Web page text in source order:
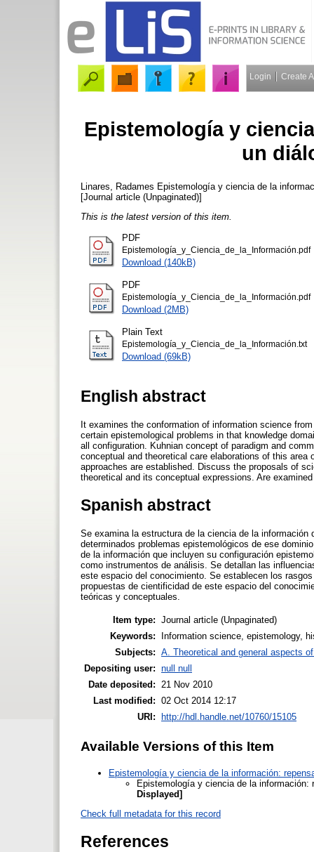
Login Create
Epistemología y
un
Linares, Radames Epistemología y ciencia de la
[Journal article (Unpaginated)]
This is the latest version of this item.
PDF
Epistemología_y_Ciencia_de_la_Información.pdf
Download (140kB)
PDF
Epistemología_y_Ciencia_de_la_Información.pdf
Download (2MB)
Plain Text
Epistemología_y_Ciencia_de_la_Información.txt
Download (69kB)
English abstract
It examines the conformation of information science
certain epistemological problems in that knowledge
all configuration. Kuhnian concept of paradigm and
conceptual and theoretical care elaborations of this
approaches are established. Discuss the proposals of
theoretical and its conceptual expressions. Are
Spanish abstract
Se examina la estructura de la ciencia de la
determinados problemas epistemológicos de ese
de la información que incluyen su configuración
como instrumentos de análisis. Se detallan las
este espacio del conocimiento. Se establecen los
propuestas de cientificidad de este espacio del
teóricas y conceptuales.
Item type: Journal article (Unpaginated)
Keywords:
Information science, epistemology,
Subjects: A. Theoretical and general aspects
Depositing user: null null
Date deposited:
21 Nov 2010
Last modified: 02 Oct 2014 12:17
URI: http://hdl.handle.net/10760/15105
Available Versions of this Item
Epistemología y ciencia de la información:
Epistemología y ciencia de la información:
Displayed]
Check full metadata for this record
References